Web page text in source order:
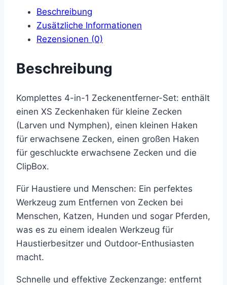
Beschreibung
Zusätzliche Informationen
Rezensionen (0)
Beschreibung
Komplettes 4-in-1 Zeckenentferner-Set: enthält
einen XS Zeckenhaken für kleine Zecken
(Larven und Nymphen), einen kleinen Haken
für erwachsene Zecken, einen großen Haken
für geschluckte erwachsene Zecken und die
ClipBox.
Für Haustiere und Menschen: Ein perfektes
Werkzeug zum Entfernen von Zecken bei
Menschen, Katzen, Hunden und sogar Pferden,
was es zu einem idealen Werkzeug für
Haustierbesitzer und Outdoor-Enthusiasten
macht.
Schnelle und effektive Zeckenzange: entfernt